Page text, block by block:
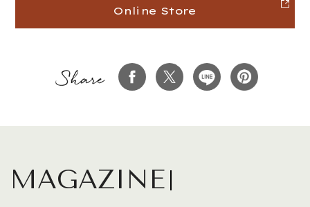
Online Store
MAGAZINE